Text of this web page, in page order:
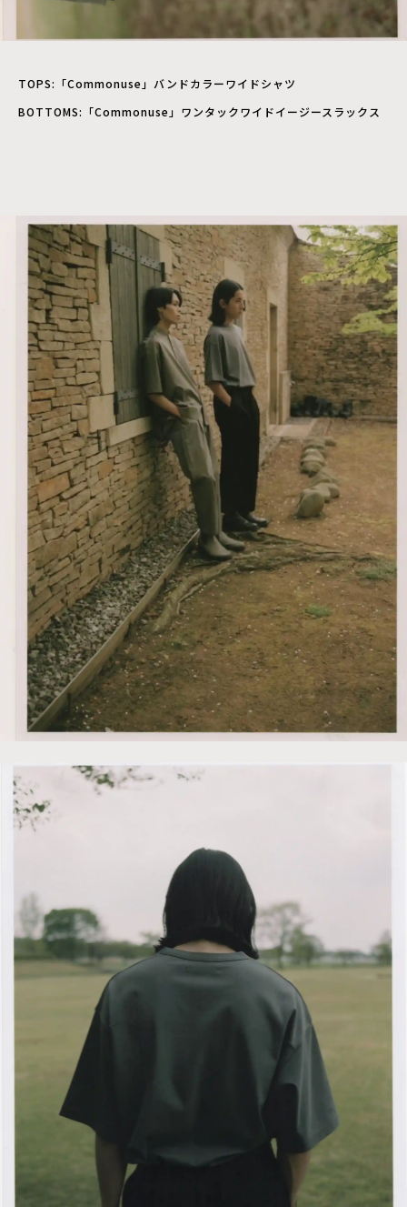
TOPS:「Commonuse」バンドカラーワイドシャツ
BOTTOMS:「Commonuse」ワンタックワイドイージースラックス